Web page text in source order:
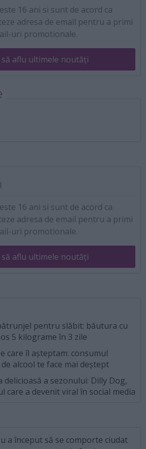
16 ani si sunt de acord ca
adresa de email pentru a primi
uri promotionale.
aflu ultimele noutăți
16 ani si sunt de acord ca
adresa de email pentru a primi
uri promotionale.
aflu ultimele noutăți
pentru slăbit: băutura cu
5 kilograme în 3 zile
care îl așteptam: consumul
alcool te face mai deștept
delicioasă a sezonului: Dilly Dog,
care a devenit viral în social media
a început să se comporte ciudat